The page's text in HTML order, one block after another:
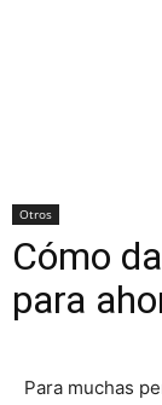
Otros
Cómo
para
Para muchas